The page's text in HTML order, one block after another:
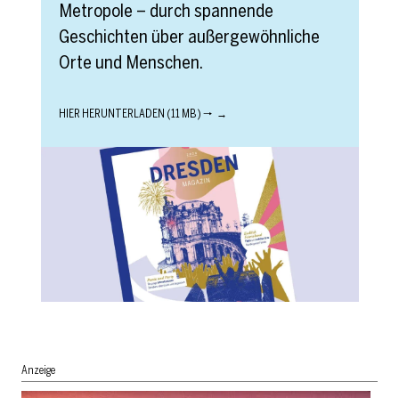
Metropole – durch spannende
Geschichten über außergewöhnliche
Orte und Menschen.
HIER HERUNTERLADEN (11 MB) 🠒
Anzeige